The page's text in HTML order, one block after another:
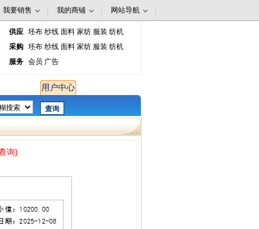
我要销售 我的商铺 网站导航
供应 坯布 纱线 面料 家纺 服装 纺机
采购 坯布 纱线 面料 家纺 服装 纺机
服务 会员 广告
用户中心
询)